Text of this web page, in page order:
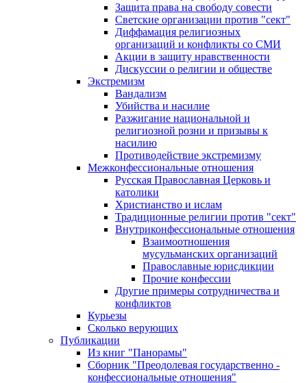
Защита права на свободу совести
Светские организации против "сект"
Диффамация религиозных
организаций и конфликты со СМИ
Акции в защиту нравственности
Дискуссии о религии и обществе
Экстремизм
Вандализм
Убийства и насилие
Разжигание национальной и
религиозной розни и призывы к
насилию
Противодействие экстремизму
Межконфессиональные отношения
Русская Православная Церковь и
католики
Христианство и ислам
Традиционные религии против "сект"
Внутриконфессиональные отношения
Взаимоотношения
мусульманских организаций
Православные юрисдикции
Прочие конфессии
Другие примеры сотрудничества и
конфликтов
Курьезы
Сколько верующих
Публикации
Из книг "Панорамы"
Сборник "Преодолевая государственно -
конфессиональные отношения"